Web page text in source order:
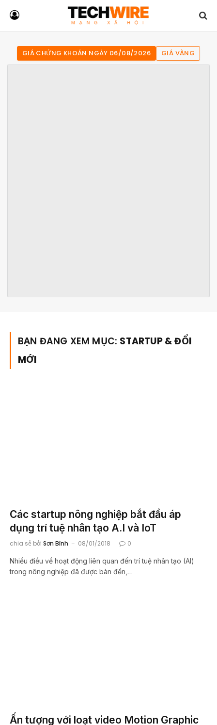
GIÁ CHỨNG KHOÁN NGÀY 06/08/2026 GIÁ VÀNG
BẠN ĐANG XEM MỤC: STARTUP & ĐỔI
MỚI
Các startup nông nghiệp bắt đầu áp
dụng trí tuệ nhân tạo A.I và IoT
chia sẻ bởi Sơn Bình 08/01/2018 0
Nhiều điều về hoạt động liên quan đến trí tuệ nhân tạo (AI)
trong nông nghiệp đã được bàn đến,…
Ấn tượng với loạt video Motion Graphic